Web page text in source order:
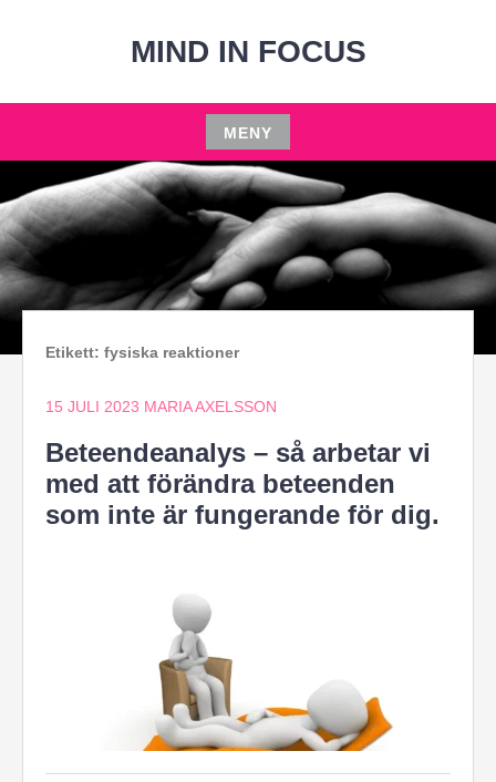
MIND IN FOCUS
MENY
Hoppa
till
innehåll
Etikett: fysiska reaktioner
15 JULI 2023 MARIA AXELSSON
Beteendeanalys – så arbetar vi
med att förändra beteenden
som inte är fungerande för dig.